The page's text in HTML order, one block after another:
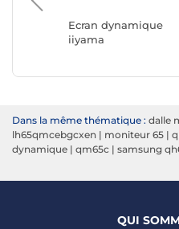
Ecran dynamique
iiyama
Dans la même thématique : dalle
lh65qmcebgcxen | moniteur 65 |
dynamique | qm65c | samsung
QUI